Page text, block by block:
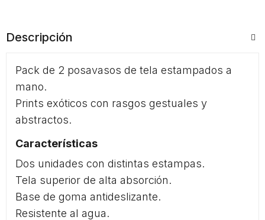
Descripción
Pack de 2 posavasos de tela estampados a
mano.
Prints exóticos con rasgos gestuales y
abstractos.
Características
Dos unidades con distintas estampas.
Tela superior de alta absorción.
Base de goma antideslizante.
Resistente al agua.